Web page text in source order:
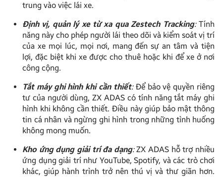
trung vào việc lái xe.
Định vị, quản lý xe từ xa qua Zestech Tracking:Tính
năng này cho phép người lái theo dõi và kiểm soát vị trí
của xe mọi lúc, mọi nơi, mang đến sự an tâm và tiện
lợi, đặc biệt khi xe được cho thuê hoặc khi để xe ở nơi
công cộng.
Tắt máy ghi hình khi cần thiết:Để bảo vệ quyền riêng
tư của người dùng, ZX ADAS có tính năng tắt máy ghi
hình khi không cần thiết. Điều này giúp bảo mật thông
tin cá nhân và ngừng ghi hình trong những tình huống
không mong muốn.
Kho ứng dụng giải trí đa dạng:ZX ADAS hỗ trợ nhiều
ứng dụng giải trí như YouTube, Spotify, và các trò chơi
khác, giúp hành trình trở nên thú vị và thư giãn hơn.